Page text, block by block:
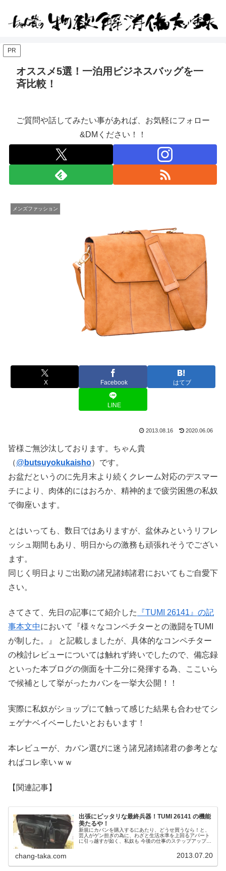
PR
オススメ5選！一泊用ビジネスバッグを一
斉比較！
ご質問や話してみたい事があれば、お気軽にフォロー
&DMください！！
メンズファッション
X Facebook はてブ
LINE
2013.08.16 2020.06.06
皆様ご無沙汰しております。ちゃん貴
（@ butsuyokukaisho）です。
お盆だというのに先月末より続くクレーム対応のデスマー
チにより、肉体的にはおろか、精神的まで疲労困憊の私奴
で御座います。
とはいっても、数日ではありますが、盆休みというリフレ
ッシュ期間もあり、明日からの激務も頑張れそうでござい
ます。
同じく明日よりご出勤の諸兄諸姉諸君においてもご自愛下
さい。
さてさて、先日の記事にて紹介した
『TUMI 26141』の記
事本文中において『様々なコンペチターとの激闘をTUMI
が制した。』 と記載しましたが、具体的なコンペチター
の検討レビューについては触れず終いでしたので、備忘録
といった本ブログの側面を十二分に発揮する為、ここいら
で候補として挙がったカバンを一挙大公開！！
実際に私奴がショップにて触って感じた結果も合わせてシ
ェゲナベイベーしたいとおもいます！
本レビューが、カバン選びに迷う諸兄諸姉諸君の参考とな
ればコレ幸いｗｗ
【関連記事】
出張にピッタリな最終兵器！TUMI 26141 の機能
美たるや！
新規にカバンを購入するにあたり、どうせ買うなら！と、
芸人がゲン担ぎの為に、わざと生活水準を上回るアパート
に引っ越すが如く、私奴も 今後の仕事のステップアップの
chang-taka.com 2013.07.20